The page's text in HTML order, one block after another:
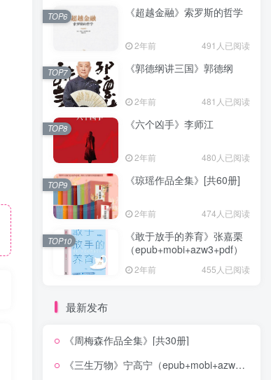
《超越金融》索罗斯的哲学
2年前 491人已阅读
TOP6
《郭德纲讲三国》郭德纲
2年前 481人已阅读
TOP7
《六个凶手》李师江
2年前 480人已阅读
TOP8
《琼瑶作品全集》[共60册]
2年前 474人已阅读
TOP9
《敢于放手的养育》张嘉栗
（epub+mobi+azw3+pdf）
2年前 455人已阅读
TOP10
最新发布
《周梅森作品全集》[共30册]
《三生万物》宁高宁（epub+mobi+azw3+pdf）